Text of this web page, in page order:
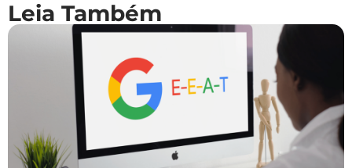
Leia Também